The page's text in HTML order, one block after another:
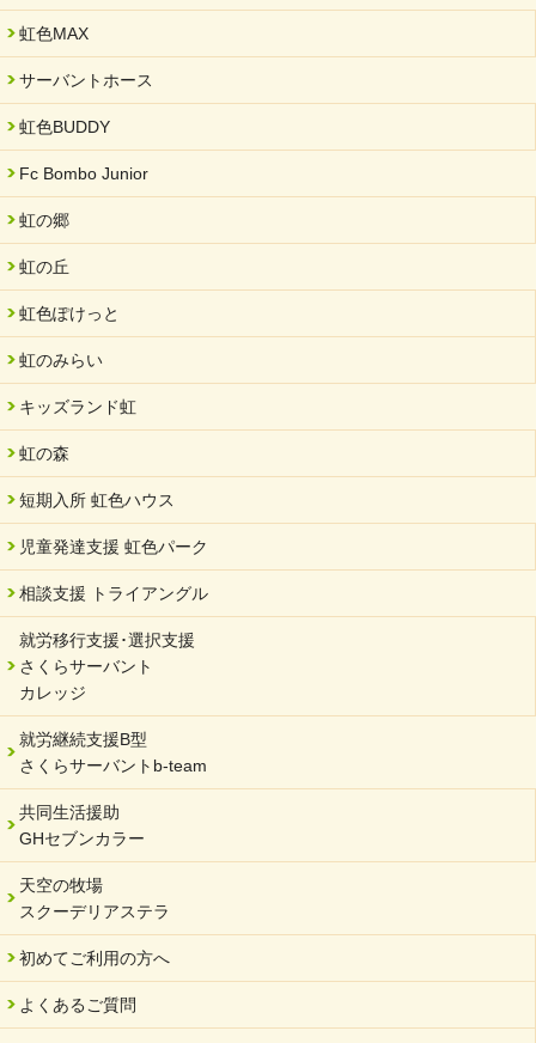
就労継続支援B型「エコボール」事業を始めました
2024/09/10
2024/08/26
2024/08/01
夏休み学習支援・可茂自悠学舎
2024/07/03
中部学院大学「現代福祉マネジメント」ゲスト講師
2024/04/17
SDGs発表会・研修会
2024/04/05
中学生向けのフリースクール「可茂自悠学舎」開設
2024/04/01
を開催しました。
2024/02/20
2024/02/02
岐阜県 ワーク・ライフ・バランス推進エクセレント企業認定
2024/01/15
令和6年能登半島地震被災者支援において
2023/12/29
年末年始のお知らせ
2023/12/18
北方支店・保護者交流会「収穫祭」
2023/11/08
オンラインショップを開設しました
2023/10/20
「可児の企業魅力発見フェア」に出展しました
虹色MAX
サーバントホース
虹色BUDDY
Fc Bombo Junior
虹の郷
虹の丘
虹色ぽけっと
虹のみらい
キッズランド虹
虹の森
短期入所 虹色ハウス
児童発達支援 虹色パーク
相談支援 トライアングル
就労移行支援･選択支援
さくらサーバント
カレッジ
就労継続支援B型
さくらサーバントb-team
共同生活援助
GHセブンカラー
天空の牧場
スクーデリアステラ
初めてご利用の方へ
よくあるご質問